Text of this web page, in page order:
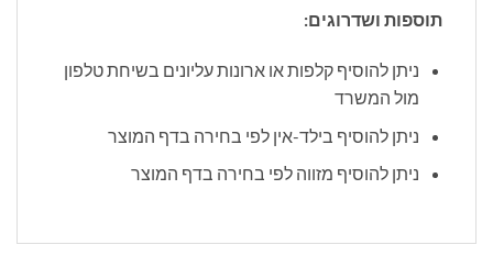
תוספות ושדרוגים:
ניתן להוסיף קלפות או ארונות עליונים בשיחת טלפון
מול המשרד
ניתן להוסיף בילד-אין לפי בחירה בדף המוצר
ניתן להוסיף מזווה לפי בחירה בדף המוצר